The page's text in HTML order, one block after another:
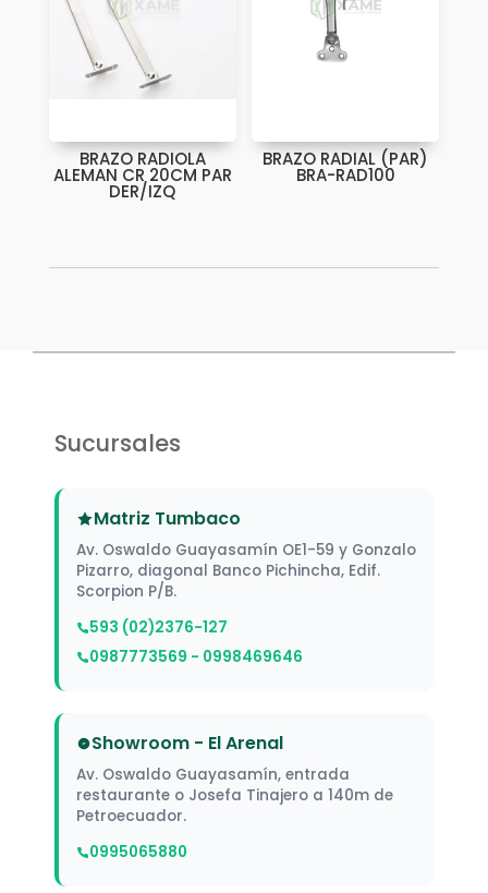
BRAZO RADIOLA
ALEMAN CR 20CM PAR
DER/IZQ
BRAZO RADIAL (PAR)
BRA-RAD100
Sucursales
Matriz Tumbaco
Av. Oswaldo Guayasamín OE1-59 y Gonzalo
Pizarro, diagonal Banco Pichincha, Edif.
Scorpion P/B.
593 (02)2376-127
0987773569 - 0998469646
Showroom - El Arenal
Av. Oswaldo Guayasamín, entrada
restaurante o Josefa Tinajero a 140m de
Petroecuador.
0995065880